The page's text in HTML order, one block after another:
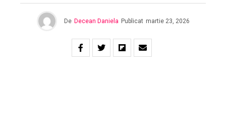
De Decean Daniela Publicat martie 23, 2026